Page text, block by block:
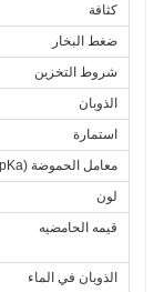
كثافة
ضغط البخار
شروط التخزين
الذوبان
استمارة
معامل الحموضة (pKa)
لون
قيمه الحامضيه
الذوبان في الماء